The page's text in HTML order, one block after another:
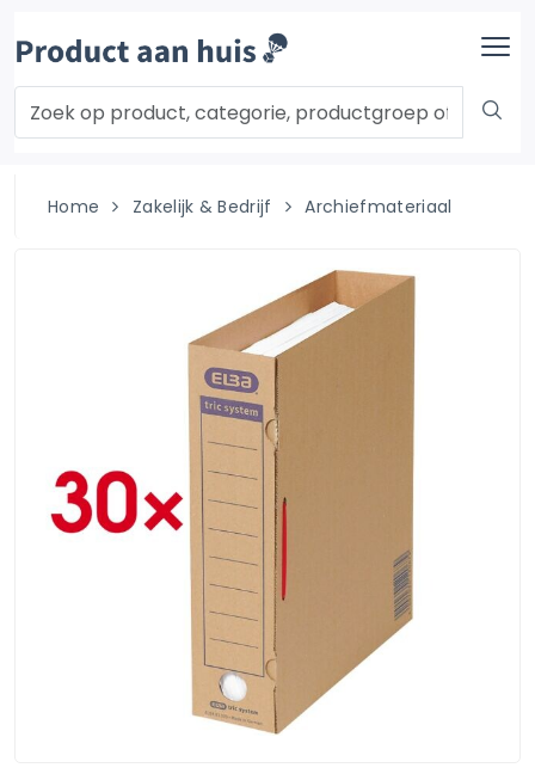
Home Zakelijk & Bedrijf Archiefmateriaal